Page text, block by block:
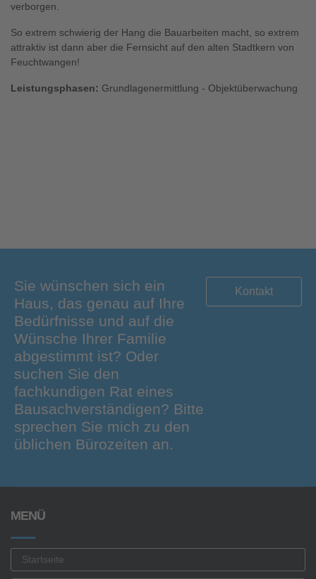
verborgen.
So extrem schwierig der Hang die Bauarbeiten macht, so extrem
attraktiv ist dann aber die Fernsicht auf den alten Stadtkern von
Feuchtwangen!
Leistungsphasen: Grundlagenermittlung - Objektüberwachung
Sie wünschen sich ein
Haus, das genau auf Ihre
Bedürfnisse und auf die
Wünsche Ihrer Familie
abgestimmt ist? Oder
suchen Sie den
fachkundigen Rat eines
Bausachverständigen? Bitte
sprechen Sie mich zu den
üblichen Bürozeiten an.
Kontakt
MENÜ
Startseite